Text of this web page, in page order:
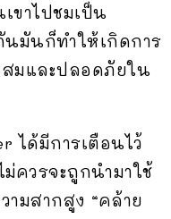
ขาไปชมเป็น
มันก็ทำให้เกิดการ
สมและปลอดภัยใน
ได้มีการเตือนไว้
ควรจะถูกนำมาใช้
ามสากสูง “คล้าย